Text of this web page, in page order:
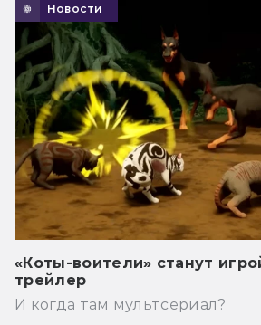
Новости
«Коты-воители» станут
трейлер
И когда там мультсериал?